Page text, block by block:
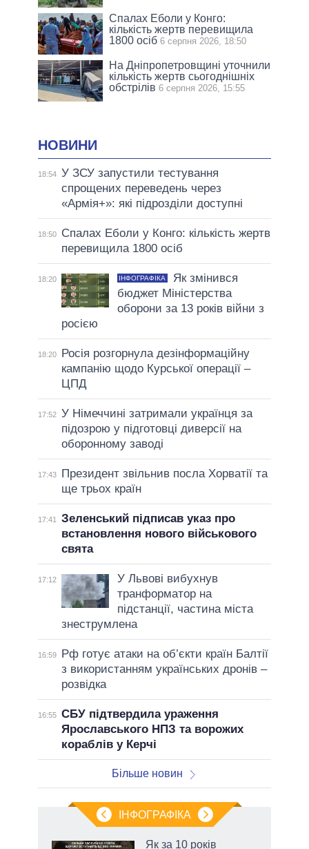
Спалах Еболи у Конго:
кількість жертв перевищила
1800 осіб 6 серпня 2026, 18:50
На Дніпропетровщині уточнили
кількість жертв сьогоднішніх
обстрілів 6 серпня 2026, 15:55
НОВИНИ
18:54 У ЗСУ запустили тестування
спрощених переведень через
«Армія+»: які підрозділи доступні
18:50
Спалах Еболи у Конго: кількість жертв
перевищила 1800 осіб
18:20 ІНФОГРАФІКА
Як змінився
бюджет Міністерства
оборони за 13 років війни з
росією
18:20
Росія розгорнула дезінформаційну
кампанію щодо Курської операції –
ЦПД
17:52 У Німеччині затримали українця за
підозрою у підготовці диверсії на
оборонному заводі
17:43
Президент звільнив посла Хорватії та
ще трьох країн
17:41
Зеленський підписав указ про
встановлення нового військового
свята
17:12
У Львові вибухнув
транформатор на
підстанції, частина міста
знеструмлена
16:59
Рф готує атаки на об’єкти країн Балтії
з використанням українських дронів –
розвідка
16:55 СБУ підтвердила ураження
Ярославського НПЗ та ворожих
кораблів у Керчі
Більше новин
ІНФОГРАФІКА
Як за 10 років